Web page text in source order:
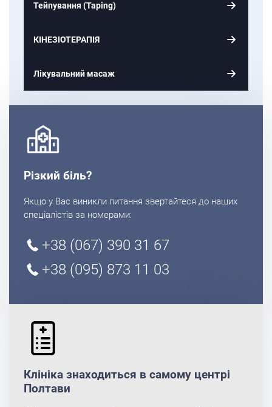
Тейпування (Taping)
КІНЕЗІОТЕРАПІЯ
Лікувальний масаж
Різкий біль?
Якщо у Вас виникли питання звертайтеся до наших
спеціалістів за номерами:
+38 (067) 390 31 67
+38 (095) 873 11 03
Клініка знаходиться в самому центрі
Полтави